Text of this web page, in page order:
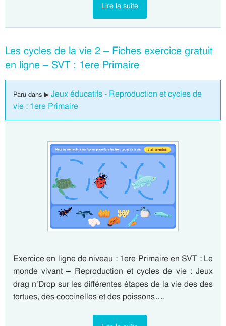
Lire la suite
Les cycles de la vie 2 – Fiches exercice gratuit
en ligne – SVT : 1ere Primaire
Paru dans ▶ Jeux éducatifs - Reproduction et cycles de
vie : 1ere Primaire
Exercice en ligne de niveau : 1ere Primaire en SVT : Le
monde vivant – Reproduction et cycles de vie : Jeux
drag n’Drop sur les différentes étapes de la vie des des
tortues, des coccinelles et des poissons….